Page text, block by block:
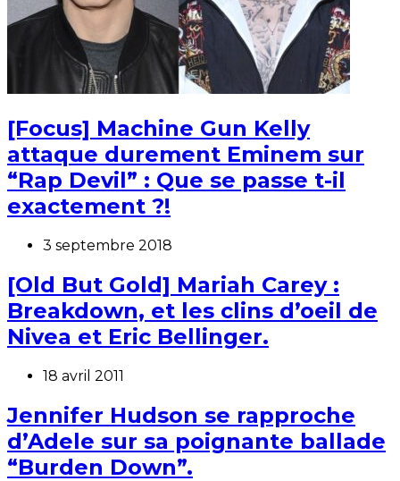
[Focus] Machine Gun Kelly
attaque durement Eminem sur
“Rap Devil” : Que se passe t-il
exactement ?!
3 septembre 2018
[Old But Gold] Mariah Carey :
Breakdown, et les clins d’oeil de
Nivea et Eric Bellinger.
18 avril 2011
Jennifer Hudson se rapproche
d’Adele sur sa poignante ballade
“Burden Down”.